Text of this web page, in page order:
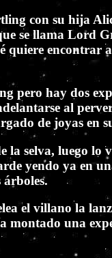
con su hija
se llama Lord
encontrar
pero hay dos
al
de joyas en
la selva, luego
yendo ya en
el villano la
una